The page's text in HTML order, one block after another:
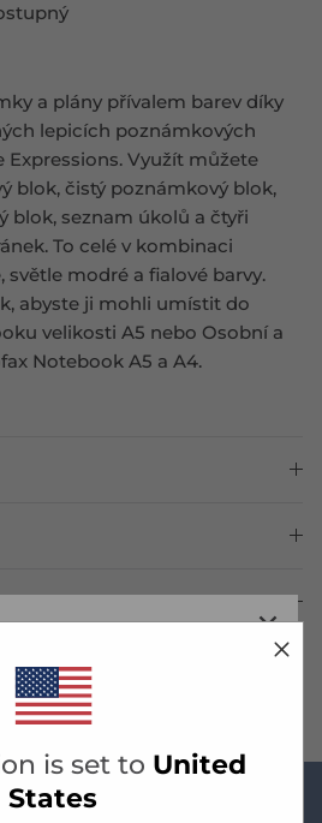
is set to United
States
a plány přívalem barev díky
lepicích poznámkových
Expressions. Využít můžete
blok, čistý poznámkový blok,
blok, seznam úkolů a čtyři
To celé v kombinaci
světle modré a fialové barvy.
abyste ji mohli umístit do
velikosti A5 nebo Osobní a
Notebook A5 a A4.
produktu
SE NA NÁŠ
SEZNAM!
emailom upozornenie na
ponuky, prihláste sa k
newsletteru.